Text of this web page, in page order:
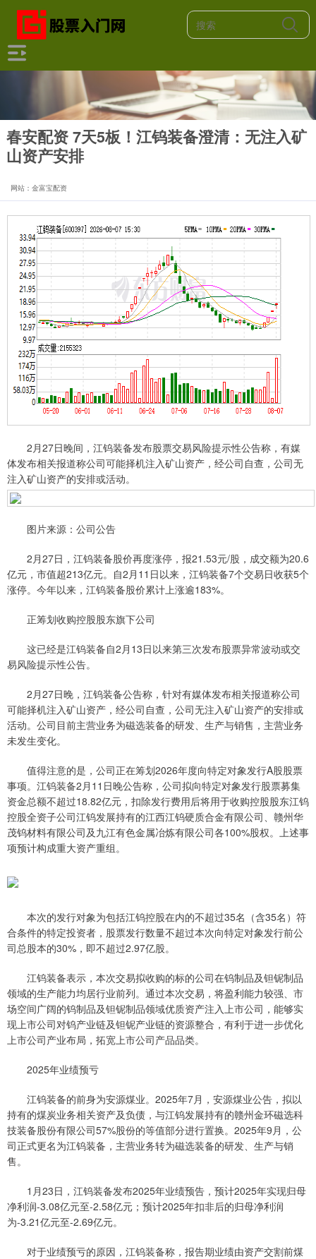
春安配资 7天5板！江钨装备澄清：无注入矿
山资产安排
网站：金富宝配资
2月27日晚间，江钨装备发布股票交易风险提示性公告称，有媒
体发布相关报道称公司可能择机注入矿山资产，经公司自查，公司无
注入矿山资产的安排或活动。
图片来源：公司公告
2月27日，江钨装备股价再度涨停，报21.53元/股，成交额为20.6
亿元，市值超213亿元。自2月11日以来，江钨装备7个交易日收获5个
涨停。今年以来，江钨装备股价累计上涨逾183%。
正筹划收购控股股东旗下公司
这已经是江钨装备自2月13日以来第三次发布股票异常波动或交
易风险提示性公告。
2月27日晚，江钨装备公告称，针对有媒体发布相关报道称公司
可能择机注入矿山资产，经公司自查，公司无注入矿山资产的安排或
活动。公司目前主营业务为磁选装备的研发、生产与销售，主营业务
未发生变化。
值得注意的是，公司正在筹划2026年度向特定对象发行A股股票
事项。江钨装备2月11日晚公告称，公司拟向特定对象发行股票募集
资金总额不超过18.82亿元，扣除发行费用后将用于收购控股股东江钨
控股全资子公司江钨发展持有的江西江钨硬质合金有限公司、赣州华
茂钨材料有限公司及九江有色金属冶炼有限公司各100%股权。上述事
项预计构成重大资产重组。
本次的发行对象为包括江钨控股在内的不超过35名（含35名）符
合条件的特定投资者，股票发行数量不超过本次向特定对象发行前公
司总股本的30%，即不超过2.97亿股。
江钨装备表示，本次交易拟收购的标的公司在钨制品及钽铌制品
领域的生产能力均居行业前列。通过本次交易，将盈利能力较强、市
场空间广阔的钨制品及钽铌制品领域优质资产注入上市公司，能够实
现上市公司对钨产业链及钽铌产业链的资源整合，有利于进一步优化
上市公司产业布局，拓宽上市公司产品品类。
2025年业绩预亏
江钨装备的前身为安源煤业。2025年7月，安源煤业公告，拟以
持有的煤炭业务相关资产及负债，与江钨发展持有的赣州金环磁选科
技装备股份有限公司57%股份的等值部分进行置换。2025年9月，公
司正式更名为江钨装备，主营业务转为磁选装备的研发、生产与销
售。
1月23日，江钨装备发布2025年业绩预告，预计2025年实现归母
净利润-3.08亿元至-2.58亿元；预计2025年扣非后的归母净利润
为-3.21亿元至-2.69亿元。
对于业绩预亏的原因，江钨装备称，报告期业绩由资产交割前煤